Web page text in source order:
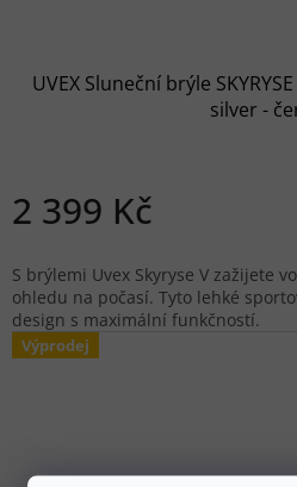
UVEX Sluneční brýle
silver -
2 399 Kč
S brýlemi Uvex Skyryse V zažijete
ohledu na počasí. Tyto lehké
design s maximální funkčností.
Výprodej